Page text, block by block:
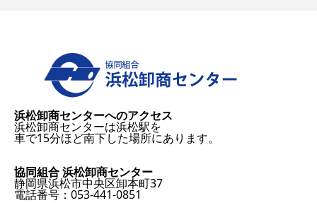
浜松卸商センターへのアクセス
浜松卸商センターは浜松駅を
車で15分ほど南下した場所にあります。
協同組合 浜松卸商センター
静岡県浜松市中央区卸本町37
電話番号：053-441-0851